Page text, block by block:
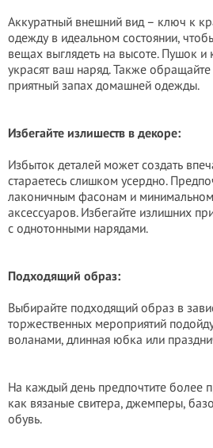
Аккуратный внешний вид – ключ к
одежду в идеальном состоянии,
вещах выглядеть на высоте. Пушок и
украсят ваш наряд. Также
приятный запах домашней одежды.
Избегайте излишеств в декоре:
Избыток деталей может создать
стараетесь слишком усердно.
лаконичным фасонам и
аксессуаров. Избегайте излишних
с однотонными нарядами.
Подходящий образ:
Выбирайте подходящий образ в
торжественных мероприятий
воланами, длинная юбка или
На каждый день предпочтите более
как вязаные свитера, джемперы,
обувь.